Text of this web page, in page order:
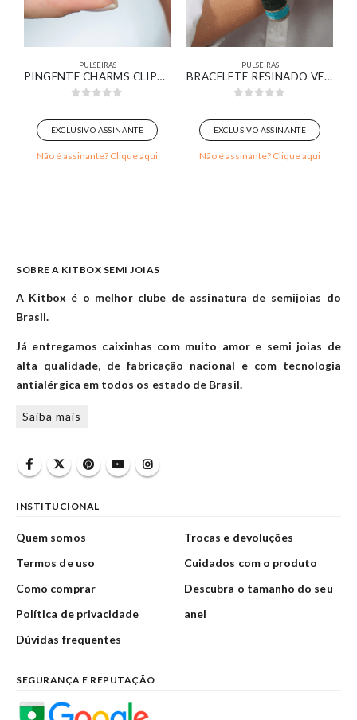
PULSEIRAS
PINGENTE CHARMS CLIPS MENINA
EXCLUSIVO ASSINANTE
Não é assinante? Clique aqui
PULSEIRAS
BRACELETE RESINADO VERDE ÁGUA E VERDE ESCURO BANHADO EM OURO 18K
EXCLUSIVO ASSINANTE
Não é assinante? Clique aqui
SOBRE A KITBOX SEMI JOIAS
A Kitbox é o melhor clube de assinatura de semijoias do
Brasil.
Já entregamos caixinhas com muito amor e semi joias de
alta qualidade, de fabricação nacional e com tecnologia
antialérgica em todos os estado de Brasil.
Saiba mais
INSTITUCIONAL
Quem somos
Termos de uso
Como comprar
Política de privacidade
Dúvidas frequentes
Trocas e devoluções
Cuidados com o produto
Descubra o tamanho do seu
anel
SEGURANÇA E REPUTAÇÃO